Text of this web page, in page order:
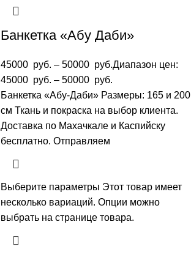
Банкетка «Абу Даби»
45000 руб. – 50000 руб.Диапазон цен:
45000 руб. – 50000 руб.
Банкетка «Абу-Даби» Размеры: 165 и 200
см Ткань и покраска на выбор клиента.
Доставка по Махачкале и Каспийску
бесплатно. Отправляем
Выберите параметры Этот товар имеет
несколько вариаций. Опции можно
выбрать на странице товара.